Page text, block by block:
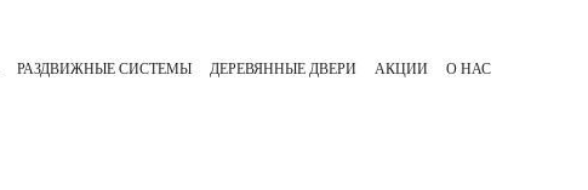
РАЗДВИЖНЫЕ СИСТЕМЫ ДЕРЕВЯННЫЕ ДВЕРИ АКЦИИ О НАС